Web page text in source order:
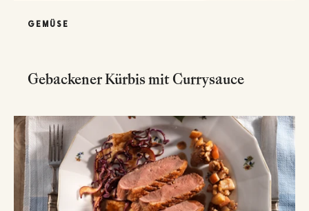
GEMÜSE
Gebackener Kürbis mit Currysauce